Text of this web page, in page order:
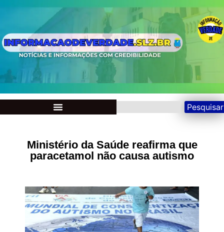
Pesquisar
Ministério da Saúde reafirma que
paracetamol não causa autismo